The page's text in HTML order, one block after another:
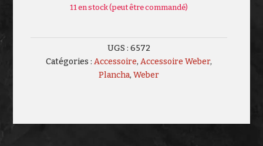
11 en stock (peut être commandé)
UGS :6572
Catégories :Accessoire,Accessoire Weber,
Plancha,Weber